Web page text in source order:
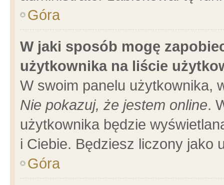
Góra
W jaki sposób mogę
użytkownika na liście
W swoim panelu użytkownika,
Nie pokazuj, że jestem online.
użytkownika będzie
i Ciebie. Będziesz liczony jako
Góra